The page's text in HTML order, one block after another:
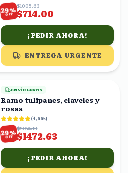
29%
OFF
$1005.63
$714.00
¡PEDIR AHORA!
ENTREGA URGENTE
ENVÍO GRATIS
Ramo tulipanes, claveles y
rosas
(4,665)
29%
OFF
$2074.13
$1472.63
¡PEDIR AHORA!